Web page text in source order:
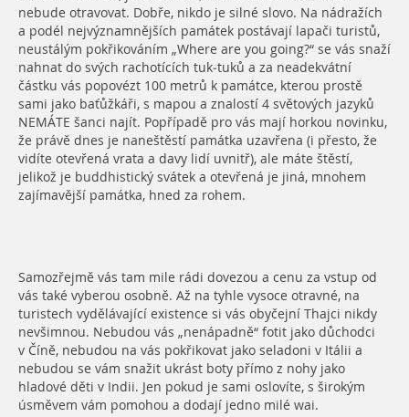
nebude otravovat. Dobře, nikdo je silné slovo. Na nádražích
a podél nejvýznamnějších památek postávají lapači turistů,
neustálým pokřikováním „Where are you going?“ se vás snaží
nahnat do svých rachotících tuk-tuků a za neadekvátní
částku vás popovézt 100 metrů k památce, kterou prostě
sami jako baťůžkáři, s mapou a znalostí 4 světových jazyků
NEMÁTE šanci najít. Popřípadě pro vás mají horkou novinku,
že právě dnes je naneštěstí památka uzavřena (i přesto, že
vidíte otevřená vrata a davy lidí uvnitř), ale máte štěstí,
jelikož je buddhistický svátek a otevřená je jiná, mnohem
zajímavější památka, hned za rohem.
Samozřejmě vás tam mile rádi dovezou a cenu za vstup od
vás také vyberou osobně. Až na tyhle vysoce otravné, na
turistech vydělávající existence si vás obyčejní Thajci nikdy
nevšimnou. Nebudou vás „nenápadně“ fotit jako důchodci
v Číně, nebudou na vás pokřikovat jako seladoni v Itálii a
nebudou se vám snažit ukrást boty přímo z nohy jako
hladové děti v Indii. Jen pokud je sami oslovíte, s širokým
úsměvem vám pomohou a dodají jedno milé wai.